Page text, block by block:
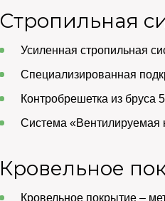
Стропильная
Усиленная стропильная
Специализированная
Контробрешетка из бруса
Система «Вентилируемая
Кровельное
Кровельное покрытие –